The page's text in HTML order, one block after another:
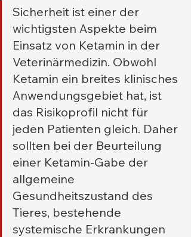
Sicherheit ist einer der
wichtigsten Aspekte beim
Einsatz von Ketamin in der
Veterinärmedizin. Obwohl
Ketamin ein breites klinisches
Anwendungsgebiet hat, ist
das Risikoprofil nicht für
jeden Patienten gleich. Daher
sollten bei der Beurteilung
einer Ketamin-Gabe der
allgemeine
Gesundheitszustand des
Tieres, bestehende
systemische Erkrankungen